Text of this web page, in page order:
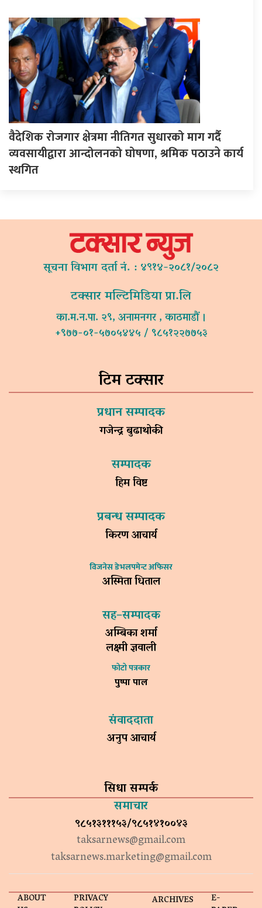
वैदेशिक रोजगार क्षेत्रमा नीतिगत सुधारको माग गर्दै
व्यवसायीद्वारा आन्दोलनको घोषणा, श्रमिक पठाउने कार्य
स्थगित
सूचना विभाग दर्ता नं. : ४९१४-२०८१/२०८२
टक्सार मल्टिमिडिया प्रा.लि
का.म.न.पा. २९, अनामनगर , काठमाडौं ।
+९७७-०१-५७०५४४५ / ९८५१२२७७५३
टिम टक्सार
प्रधान सम्पादक
गजेन्द्र बुढाथोकी
सम्पादक
हिम विष्ट
प्रबन्ध सम्पादक
किरण आचार्य
विजनेस डेभलपमेन्ट अफिसर
अस्मिता धिताल
सह–सम्पादक
अम्बिका शर्मा
लक्ष्मी ज्ञवाली
फोटो पत्रकार
पुष्पा पाल
संवाददाता
अनुप आचार्य
सिधा सम्पर्क
समाचार
९८५१३१११५३/९८५१४१००४३
taksarnews@gmail.com
taksarnews.marketing@gmail.com
ABOUT PRIVACY ARCHIVES E-